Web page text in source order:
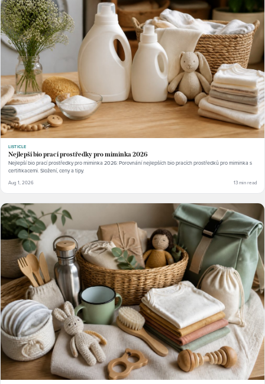
LISTICLE
Nejlepší bio prací prostředky pro miminka 2026
Nejlepší bio prací prostředky pro miminka 2026: Porovnání nejlepších bio pracích prostředků pro miminka s
certifikacemi. Složení, ceny a tipy.
Aug 1, 2026 13 min read